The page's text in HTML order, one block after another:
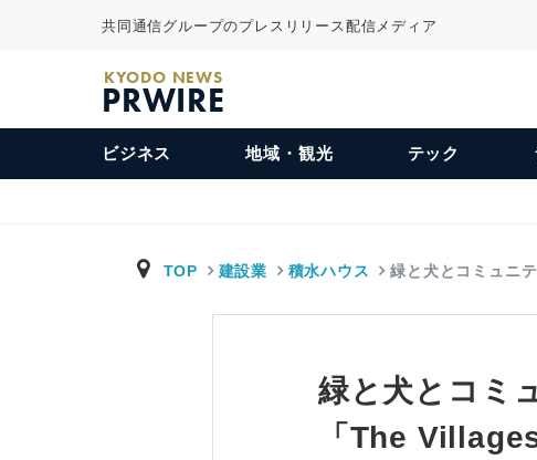
共同通信グループのプレスリリース配信メディア
KYODO NEWS
PRWIRE
ビジネス 地域・観光 テック
TOP 建設業 積水ハウス 緑と犬とコミュニ
緑と犬とコミ
「The Villages